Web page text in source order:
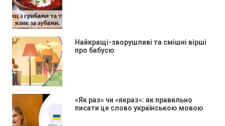
Найкращі-зворушливі та смішні вірші
про бабусю
«Як раз» чи «якраз»: як правильно
писати це слово українською мовою